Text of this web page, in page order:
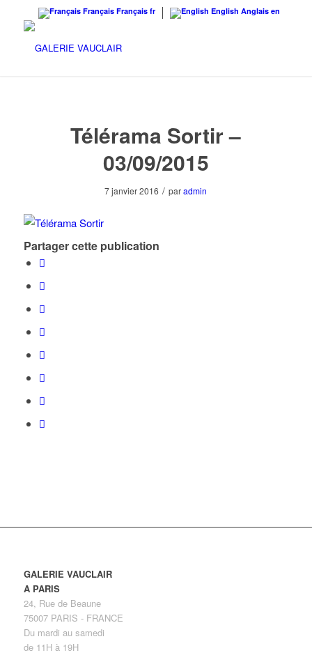
Français Français fr English Anglais en
Télérama Sortir –
03/09/2015
7 janvier 2016 / paradmin
Partager cette publication
GALERIE VAUCLAIR
A PARIS
24, Rue de Beaune
75007 PARIS - FRANCE
Du mardi au samedi
de 11H à 19H